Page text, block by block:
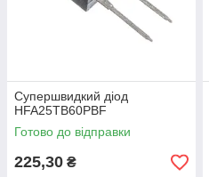
Супершвидкий діод
HFA25TB60PBF
Готово до відправки
225,30 ₴